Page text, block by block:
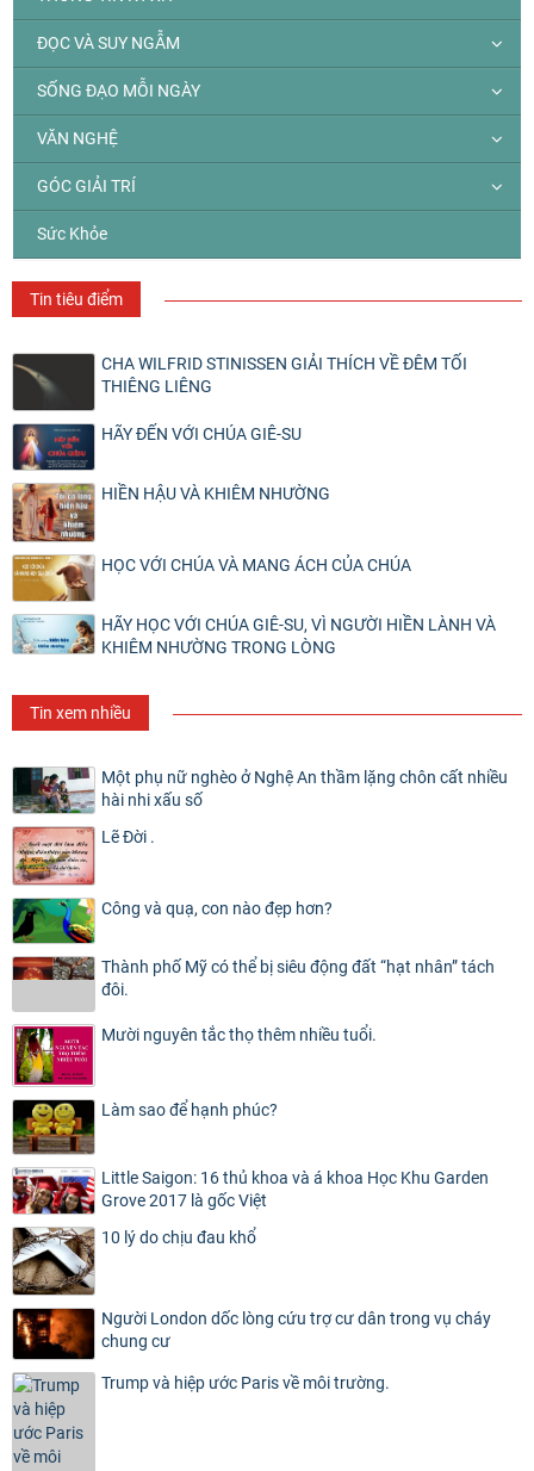
ĐỌC VÀ SUY NGẪM
SỐNG ĐẠO MỖI NGÀY
VĂN NGHỆ
GÓC GIẢI TRÍ
Sức Khỏe
Tin tiêu điểm
CHA WILFRID STINISSEN GIẢI THÍCH VỀ ĐÊM TỐI
THIÊNG LIÊNG
HÃY ĐẾN VỚI CHÚA GIÊ-SU
HIỀN HẬU VÀ KHIÊM NHƯỜNG
HỌC VỚI CHÚA VÀ MANG ÁCH CỦA CHÚA
HÃY HỌC VỚI CHÚA GIÊ-SU, VÌ NGƯỜI HIỀN LÀNH VÀ
KHIÊM NHƯỜNG TRONG LÒNG
Tin xem nhiều
Một phụ nữ nghèo ở Nghệ An thầm lặng chôn cất nhiều
hài nhi xấu số
Lẽ Đời .
Công và quạ, con nào đẹp hơn?
Thành phố Mỹ có thể bị siêu động đất “hạt nhân” tách
đôi.
Mười nguyên tắc thọ thêm nhiều tuổi.
Làm sao để hạnh phúc?
Little Saigon: 16 thủ khoa và á khoa Học Khu Garden
Grove 2017 là gốc Việt
10 lý do chịu đau khổ
Người London dốc lòng cứu trợ cư dân trong vụ cháy
chung cư
Trump và hiệp ước Paris về môi trường.